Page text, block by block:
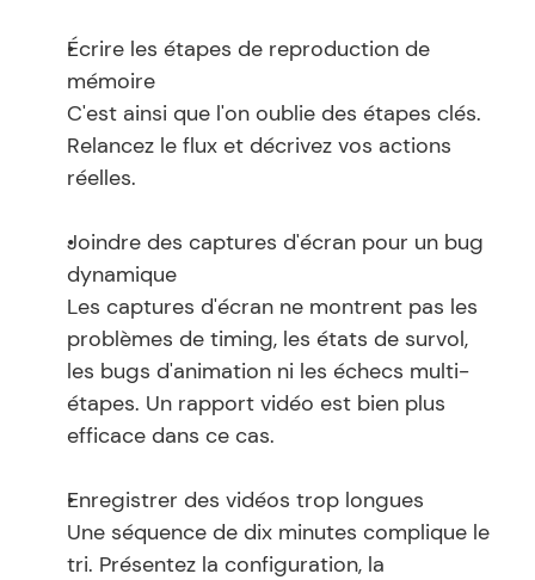
Écrire les étapes de reproduction de
mémoire
C'est ainsi que l'on oublie des étapes clés.
Relancez le flux et décrivez vos actions
réelles.
Joindre des captures d'écran pour un bug
dynamique
Les captures d'écran ne montrent pas les
problèmes de timing, les états de survol,
les bugs d'animation ni les échecs multi-
étapes. Un rapport vidéo est bien plus
efficace dans ce cas.
Enregistrer des vidéos trop longues
Une séquence de dix minutes complique le
tri. Présentez la configuration, la